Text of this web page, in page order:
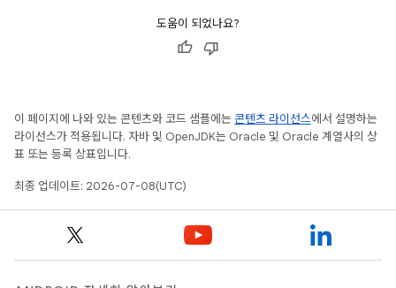
도움이 되었나요?
이 페이지에 나와 있는 콘텐츠와 코드 샘플에는 콘텐츠 라이선스에서 설명하는
라이선스가 적용됩니다. 자바 및 OpenJDK는 Oracle 및 Oracle 계열사의 상
표 또는 등록 상표입니다.
최종 업데이트: 2026-07-08(UTC)